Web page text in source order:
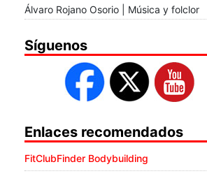
Álvaro Rojano Osorio | Música y folclor
Síguenos
Enlaces recomendados
FitClubFinder Bodybuilding